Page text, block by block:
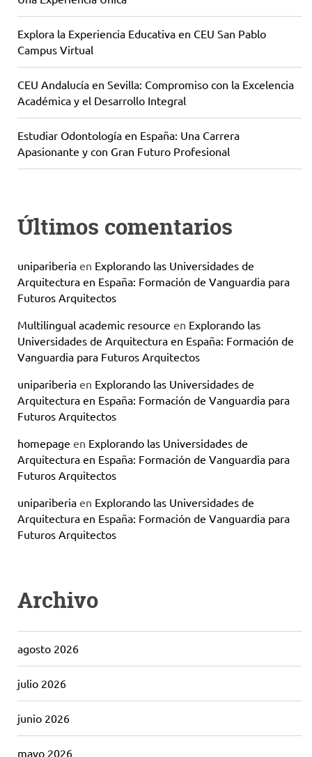
Explora la Experiencia Educativa en CEU San Pablo
Campus Virtual
CEU Andalucía en Sevilla: Compromiso con la Excelencia
Académica y el Desarrollo Integral
Estudiar Odontología en España: Una Carrera
Apasionante y con Gran Futuro Profesional
Últimos comentarios
unipariberia en Explorando las Universidades de
Arquitectura en España: Formación de Vanguardia para
Futuros Arquitectos
Multilingual academic resource en Explorando las
Universidades de Arquitectura en España: Formación de
Vanguardia para Futuros Arquitectos
unipariberia en Explorando las Universidades de
Arquitectura en España: Formación de Vanguardia para
Futuros Arquitectos
homepage en Explorando las Universidades de
Arquitectura en España: Formación de Vanguardia para
Futuros Arquitectos
unipariberia en Explorando las Universidades de
Arquitectura en España: Formación de Vanguardia para
Futuros Arquitectos
Archivo
agosto 2026
julio 2026
junio 2026
mayo 2026